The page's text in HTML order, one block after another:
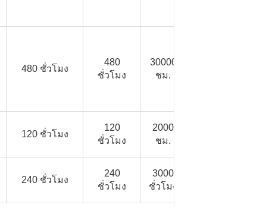
480 ชั่วโมง
480
ชั่วโมง
30000
ชม.
120 ชั่วโมง
120
ชั่วโมง
2000
ชม.
240 ชั่วโมง
240
ชั่วโมง
3000
ชั่วโมง